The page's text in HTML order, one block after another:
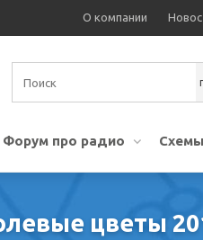
О компании
Форум про радио
цветы